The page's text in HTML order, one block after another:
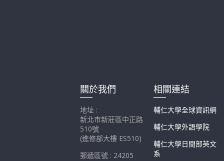
關於我們
地址 :
新北市新莊區中正路
510號
(進修部大樓 ES510)
郵遞區號 : 24205
相關連結
輔仁大學全球資訊網
輔仁大學外語學院
輔仁大學日間部英文
系